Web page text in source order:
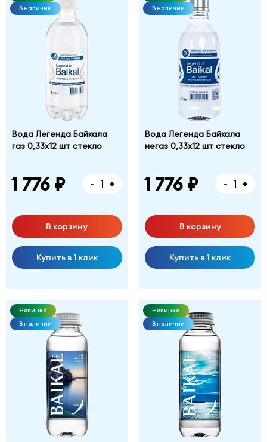
В наличии
Вода Легенда Байкала
газ 0,33х12 шт стекло
1 776 ₽ - +
В корзину
Купить в 1 клик
В наличии
Вода Легенда Байкала
негаз 0,33х12 шт стекло
1 776 ₽ - +
В корзину
Купить в 1 клик
Новинка
В наличии
Новинка
В наличии